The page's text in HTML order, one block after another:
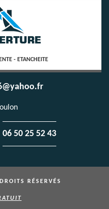
- ETANCHEITE
06 50 25 52 43
RÉSERVÉS